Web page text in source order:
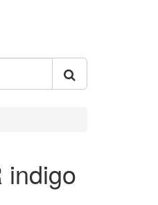
indigo